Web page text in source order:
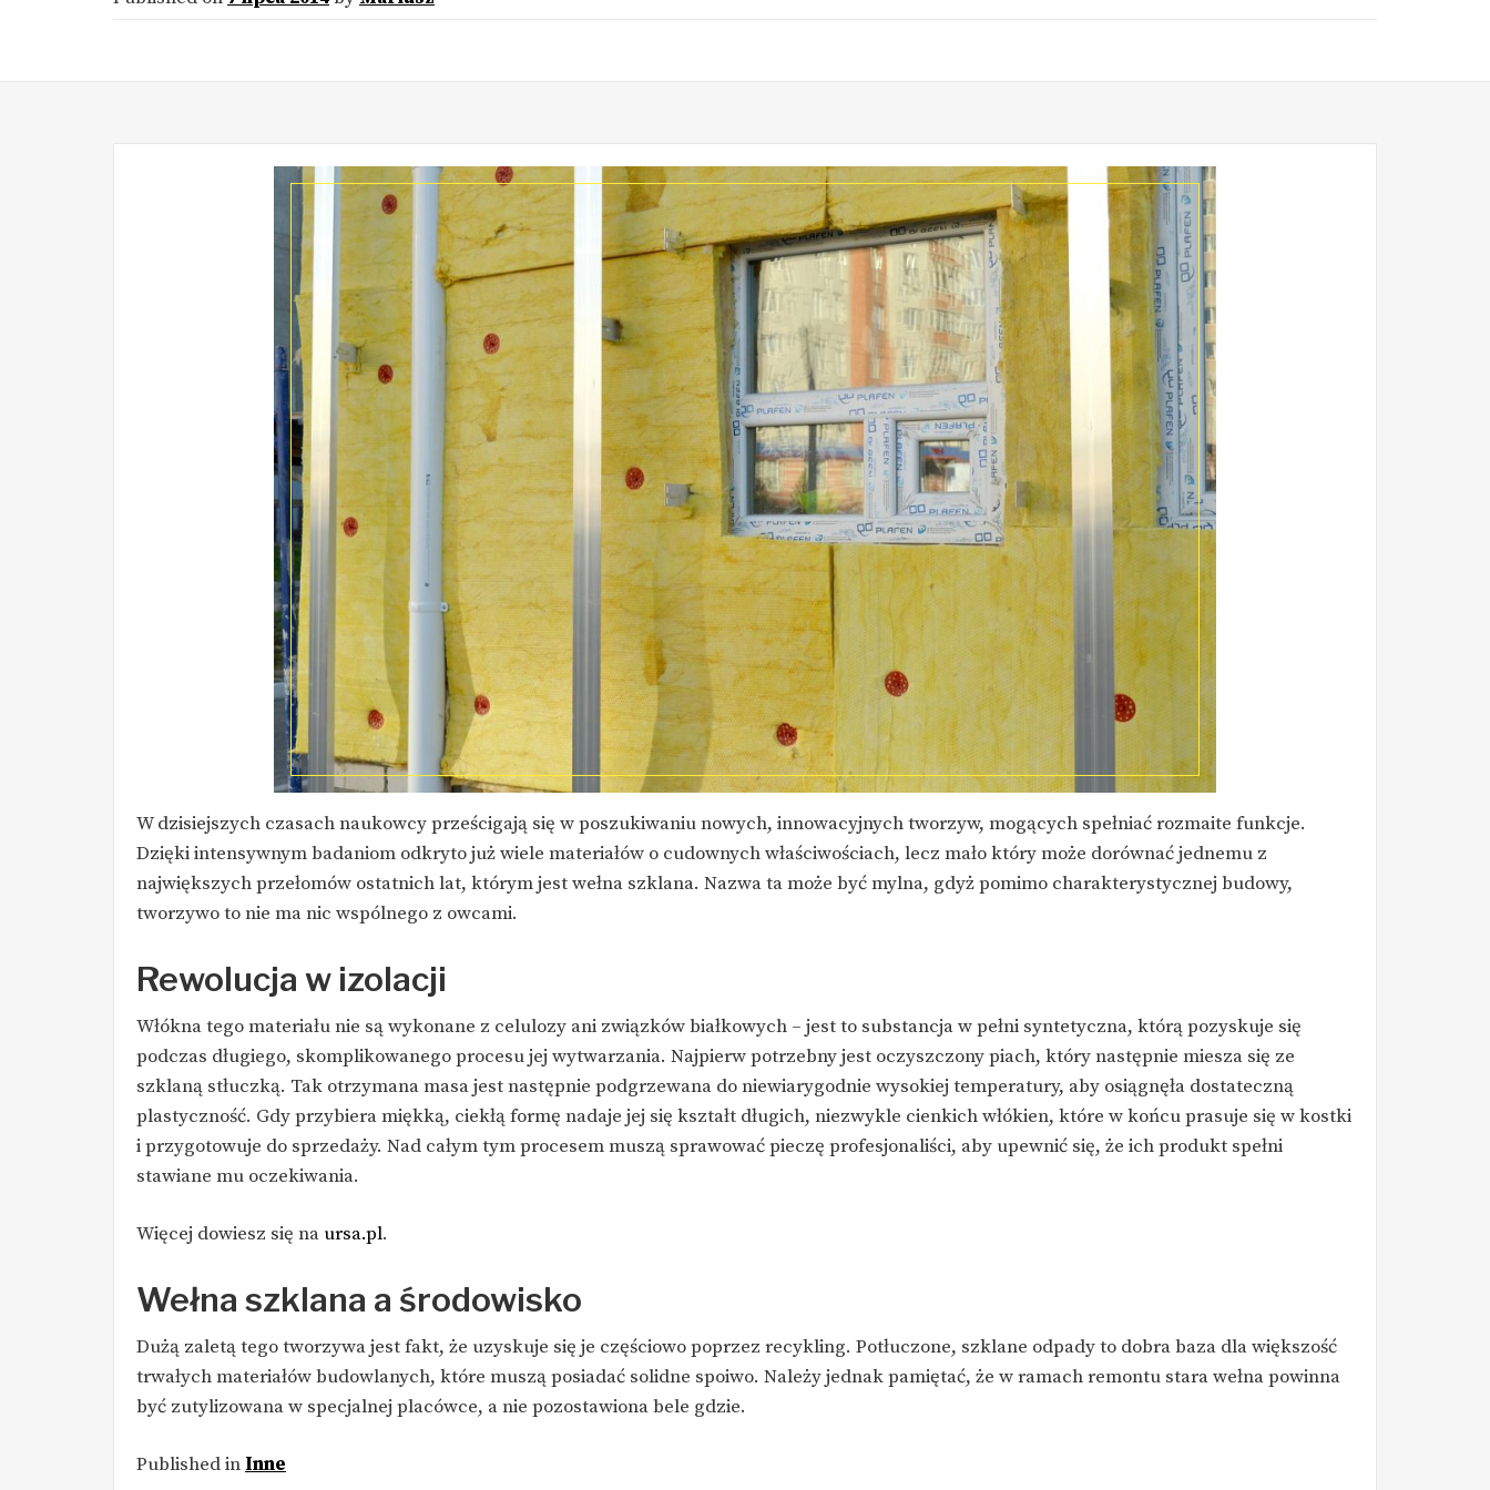
W dzisiejszych czasach naukowcy prześcigają się w poszukiwaniu nowych, innowacyjnych tworzyw, mogących spełniać rozmaite funkcje.
Dzięki intensywnym badaniom odkryto już wiele materiałów o cudownych właściwościach, lecz mało który może dorównać jednemu z
największych przełomów ostatnich lat, którym jest wełna szklana. Nazwa ta może być mylna, gdyż pomimo charakterystycznej budowy,
tworzywo to nie ma nic wspólnego z owcami.
Rewolucja w izolacji
Włókna tego materiału nie są wykonane z celulozy ani związków białkowych – jest to substancja w pełni syntetyczna, którą pozyskuje się
podczas długiego, skomplikowanego procesu jej wytwarzania. Najpierw potrzebny jest oczyszczony piach, który następnie miesza się ze
szklaną stłuczką. Tak otrzymana masa jest następnie podgrzewana do niewiarygodnie wysokiej temperatury, aby osiągnęła dostateczną
plastyczność. Gdy przybiera miękką, ciekłą formę nadaje jej się kształt długich, niezwykle cienkich włókien, które w końcu prasuje się w kostki
i przygotowuje do sprzedaży. Nad całym tym procesem muszą sprawować pieczę profesjonaliści, aby upewnić się, że ich produkt spełni
stawiane mu oczekiwania.
Więcej dowiesz się na ursa.pl.
Wełna szklana a środowisko
Dużą zaletą tego tworzywa jest fakt, że uzyskuje się je częściowo poprzez recykling. Potłuczone, szklane odpady to dobra baza dla większość
trwałych materiałów budowlanych, które muszą posiadać solidne spoiwo. Należy jednak pamiętać, że w ramach remontu stara wełna powinna
być zutylizowana w specjalnej placówce, a nie pozostawiona bele gdzie.
Published in Inne